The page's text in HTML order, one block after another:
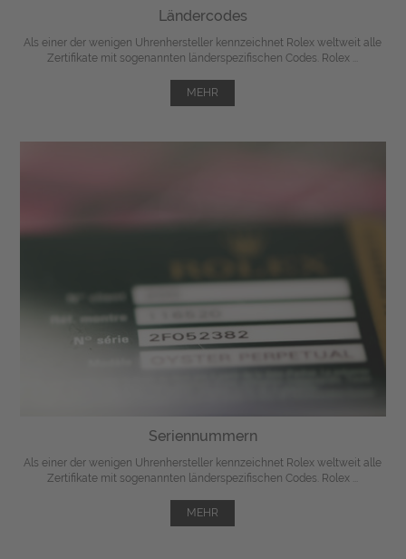
Ländercodes
Als einer der wenigen Uhrenhersteller kennzeichnet Rolex weltweit alle
Zertifikate mit sogenannten länderspezifischen Codes. Rolex ...
MEHR
Seriennummern
Als einer der wenigen Uhrenhersteller kennzeichnet Rolex weltweit alle
Zertifikate mit sogenannten länderspezifischen Codes. Rolex ...
MEHR